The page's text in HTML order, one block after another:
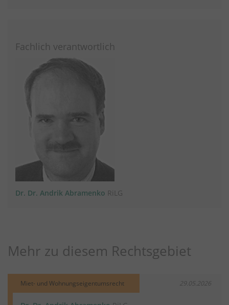
Fachlich verantwortlich
Dr. Dr. Andrik Abramenko RiLG
Mehr zu diesem Rechtsgebiet
Miet- und Wohnungseigentumsrecht 29.05.2026